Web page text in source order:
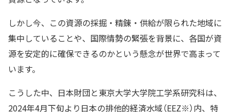
しかし今、この資源の採掘・精錬・供給が限られた地域に
集中していることや、国際情勢の緊張を背景に、各国が資
源を安定的に確保できるのかという懸念が世界で高まって
います。
こうした中、日本財団と東京大学大学院工学系研究科は、
2024年4月下旬より日本の排他的経済水域（EEZ※）内、特